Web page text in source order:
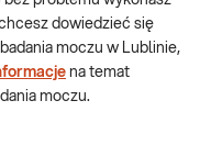
dowiedzieć się
moczu w Lublinie,
na temat
moczu.